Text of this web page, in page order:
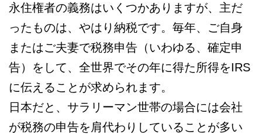
永住権者の義務はいくつかありますが、主だ
ったものは、やはり納税です。毎年、ご自身
またはご夫妻で税務申告（いわゆる、確定申
告）をして、全世界でその年に得た所得をIRS
に伝えることが求められます。
日本だと、サラリーマン世帯の場合には会社
が税務の申告を肩代わりしていることが多い